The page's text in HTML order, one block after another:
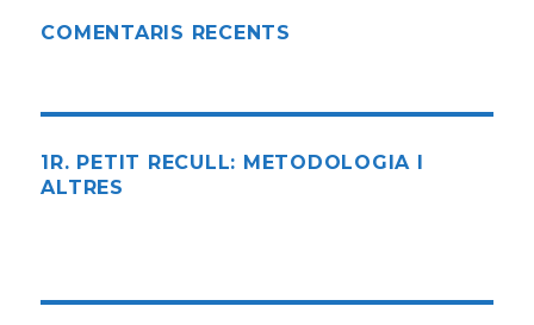
COMENTARIS RECENTS
1R. PETIT RECULL: METODOLOGIA I
ALTRES